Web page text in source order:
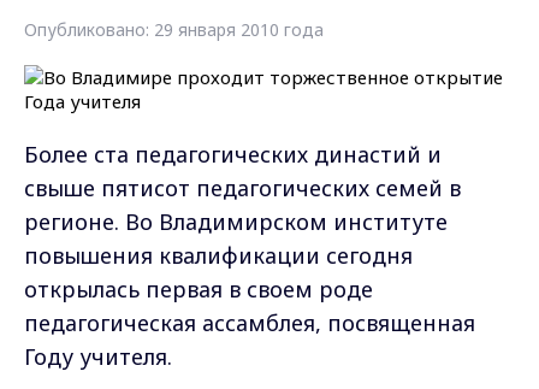
Опубликовано: 29 января 2010 года
Более ста педагогических династий и
свыше пятисот педагогических семей в
регионе. Во Владимирском институте
повышения квалификации сегодня
открылась первая в своем роде
педагогическая ассамблея, посвященная
Году учителя.